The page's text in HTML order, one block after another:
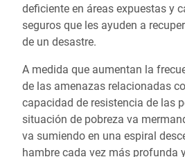
deficiente en áreas expuestas y
seguros que les ayuden a
de un desastre.
A medida que aumentan la
de las amenazas relacionadas
capacidad de resistencia de las
situación de pobreza va
va sumiendo en una espiral
hambre cada vez más profunda